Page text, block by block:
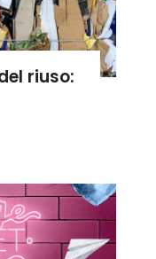
riuso: